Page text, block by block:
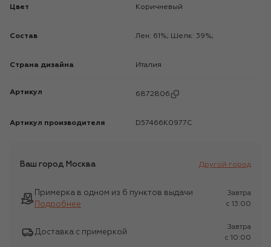
Цвет Коричневый
Состав Лен: 61%; Шелк: 39%;
Страна дизайна Италия
Артикул 6872806
Артикул производителя D57466K0977C
Ваш город Москва Другой город
Примерка в одном из 6 пунктов выдачи
Подробнее
Завтра
c 13:00
Доставка с примеркой
Завтра
c 10:00